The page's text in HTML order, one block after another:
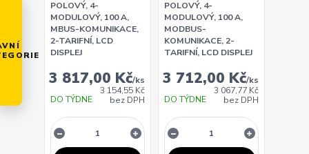
POLOVÝ, 4-
MODULOVÝ, 100 A,
MBUS-KOMUNIKACE,
2-TARIFNÍ, LCD
DISPLEJ
3 817,00 Kč/ks
3 154,55 Kč
bez DPH
DO TÝDNE
POLOVÝ, 4-
MODULOVÝ, 100 A,
MODBUS-
KOMUNIKACE, 2-
TARIFNÍ, LCD DISPLEJ
3 712,00 Kč/ks
3 067,77 Kč
bez DPH
DO TÝDNE